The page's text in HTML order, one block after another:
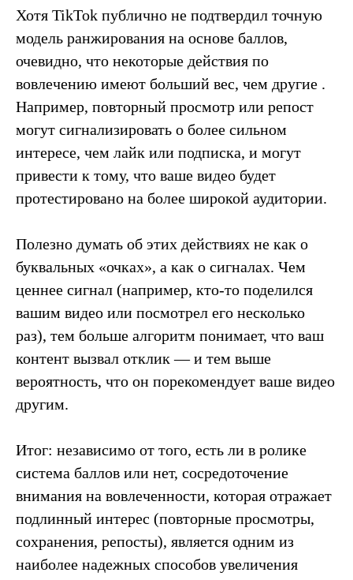
Хотя TikTok публично не подтвердил точную
модель ранжирования на основе баллов,
очевидно, что некоторые действия по
вовлечению имеют больший вес, чем другие .
Например, повторный просмотр или репост
могут сигнализировать о более сильном
интересе, чем лайк или подписка, и могут
привести к тому, что ваше видео будет
протестировано на более широкой аудитории.
Полезно думать об этих действиях не как о
буквальных «очках», а как о сигналах. Чем
ценнее сигнал (например, кто-то поделился
вашим видео или посмотрел его несколько
раз), тем больше алгоритм понимает, что ваш
контент вызвал отклик — и тем выше
вероятность, что он порекомендует ваше видео
другим.
Итог: независимо от того, есть ли в ролике
система баллов или нет, сосредоточение
внимания на вовлеченности, которая отражает
подлинный интерес (повторные просмотры,
сохранения, репосты), является одним из
наиболее надежных способов увеличения